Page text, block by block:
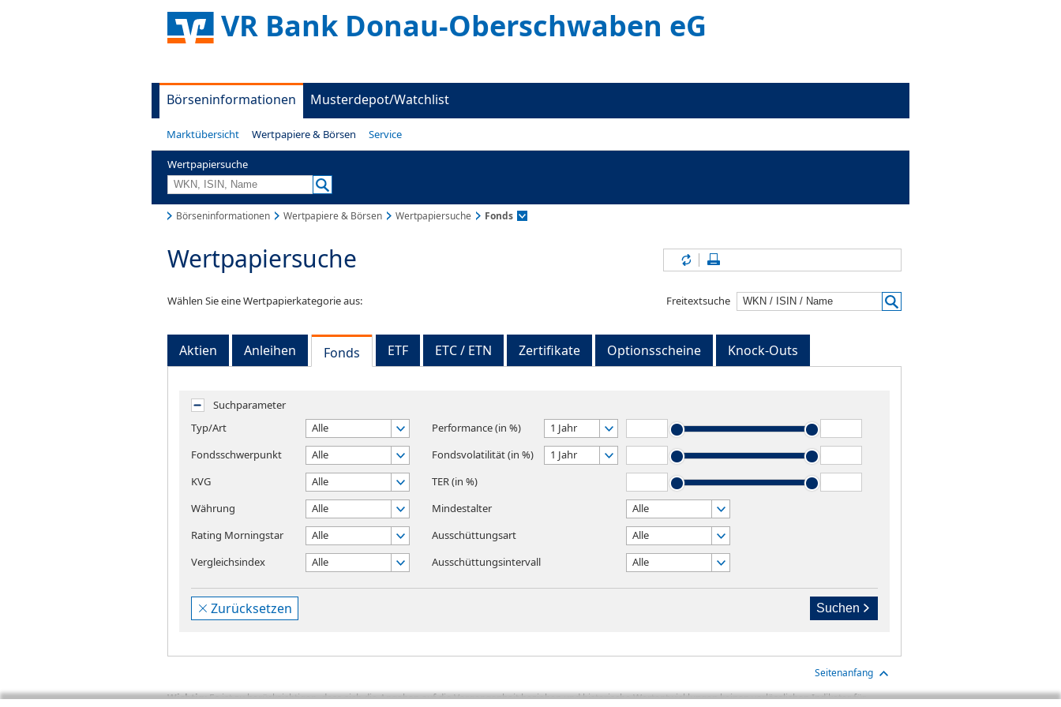
VR Bank Donau-Oberschwaben eG
Börseninformationen Musterdepot/Watchlist
Marktübersicht Wertpapiere & Börsen Service
Wertpapiersuche
Börseninformationen Wertpapiere & Börsen Wertpapiersuche Fonds
Wertpapiersuche Inhalte aktualisieren
Wählen Sie eine Wertpapierkategorie aus: Freitextsuche
Aktien Anleihen Fonds ETF ETC / ETN Zertifikate Optionsscheine Knock-Outs
Suchparameter
Typ/Art
Alle
Fondsschwerpunkt
Alle
KVG
Alle
Währung
Alle
Rating Morningstar
Alle
Vergleichsindex
Alle
Performance (in %)
1 Jahr
Fondsvolatilität (in %)
1 Jahr
TER (in %)
Mindestalter
Alle
Ausschüttungsart
Alle
Ausschüttungsintervall
Alle
Suchen
Zurücksetzen
Seitenanfang
Wichtig:Es ist zu berücksichtigen, dass sich die Angaben auf die Vergangenheit beziehen und historische Wertentwicklungen keinen verlässlichen Indikator für